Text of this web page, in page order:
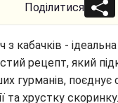
Поділитися
кабачків - ідеальна
рецепт, який
гурманів, поєднує
та хрустку скоринку.